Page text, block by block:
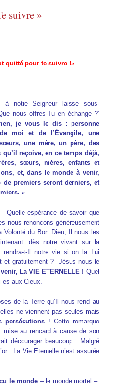
suivre »
quitté pour te suivre !»
à notre Seigneur laisse sous-
nous offres-Tu en échange ?’
je vous le dis : personne
moi et de l’Évangile, une
une mère, un père, des
reçoive, en ce temps déjà,
sœurs, mères, enfants et
et, dans le monde à venir,
de premiers seront derniers, et
»
Quelle espérance de savoir que
nous renoncons généreusement
Volonté du Bon Dieu, Il nous les
dès notre vivant sur la
rendra-t-Il notre vie si on la Lui
et gratuitement ? Jésus nous le
La VIE ETERNELLE ! Quel
es aux Cieux.
de la Terre qu’Il nous rend au
ne viennent pas seules mais
persécutions ! Cette remarque
mise au rencard à cause de son
décourager beaucoup. Malgré
: La Vie Eternelle n’est assurée
le monde – le monde mortel –